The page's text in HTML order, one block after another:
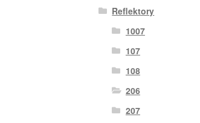
Reflektory
1007
107
108
206
207